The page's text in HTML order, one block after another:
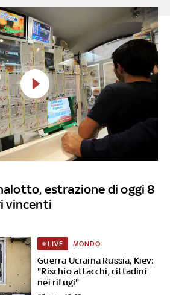
estrazione di oggi 8
vincenti
Guerra Ucraina Russia, Kiev:
"Rischio attacchi, cittadini
nei rifugi"
LIVE MONDO